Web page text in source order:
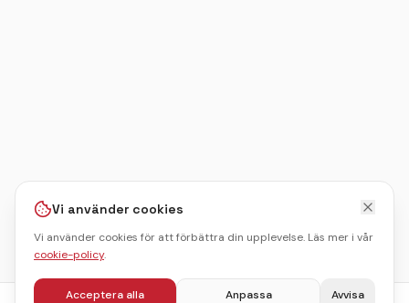
Vi använder cookies
Vi använder cookies för att förbättra din upplevelse. Läs mer i vår
cookie-policy.
Acceptera alla Anpassa Avvisa